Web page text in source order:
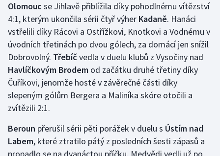
Plážový volejbal
Ragby
Rychlobruslení
Rychlostní kanoistika
Sportovní střelba
Olomouc se Jihlavě přiblížila díky pohodlnému vítězství
4:1, kterým ukončila sérii čtyř výher Kadaně. Hanáci
vstřelili díky Rácovi a Ostřížkovi, Knotkovi a Vodnému v
úvodních třetinách po dvou gólech, za domácí jen snížil
Dobrovolný. Třebíč vedla v duelu klubů z Vysočiny nad
Havlíčkovým Brodem od začátku druhé třetiny díky
Čuříkovi, jenomže hosté v závěrečné části díky
slepeným gólům Bergera a Maliníka skóre otočili a
zvítězili 2:1.
Beroun přerušil sérii pěti porážek v duelu s Ústím nad
Labem, které ztratilo pátý z posledních šesti zápasů a